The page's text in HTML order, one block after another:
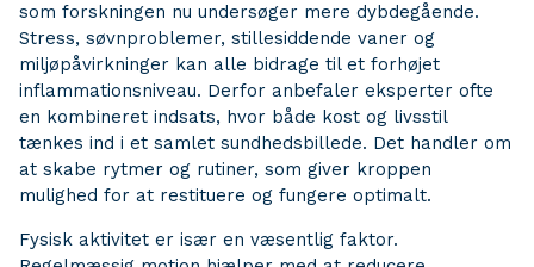
som forskningen nu undersøger mere dybdegående.
Stress, søvnproblemer, stillesiddende vaner og
miljøpåvirkninger kan alle bidrage til et forhøjet
inflammationsniveau. Derfor anbefaler eksperter ofte
en kombineret indsats, hvor både kost og livsstil
tænkes ind i et samlet sundhedsbillede. Det handler om
at skabe rytmer og rutiner, som giver kroppen
mulighed for at restituere og fungere optimalt.
Fysisk aktivitet er især en væsentlig faktor.